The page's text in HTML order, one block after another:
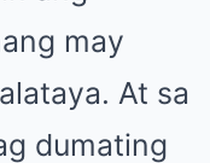
may
At sa
dumating